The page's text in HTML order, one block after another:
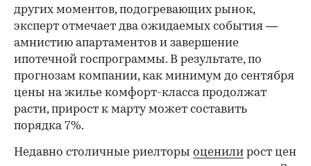
других моментов, подогревающих рынок,
эксперт отмечает два ожидаемых события —
амнистию апартаментов и завершение
ипотечной госпрограммы. В результате, по
прогнозам компании, как минимум до сентября
цены на жилье комфорт-класса продолжат
расти, прирост к марту может составить
порядка 7%.
Недавно столичные риелторы оценили рост цен